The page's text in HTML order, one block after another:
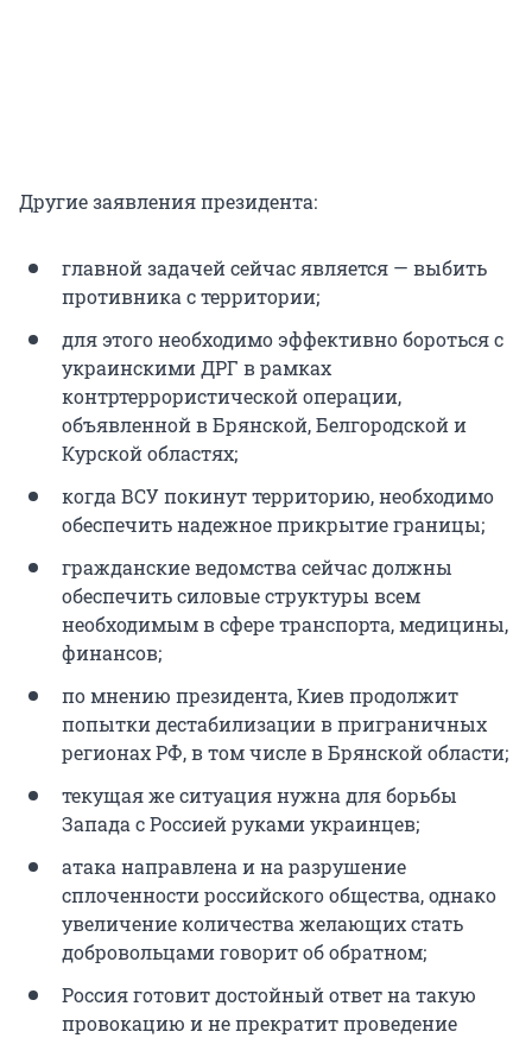
Другие заявления президента:
главной задачей сейчас является — выбить
противника с территории;
для этого необходимо эффективно бороться с
украинскими ДРГ в рамках
контртеррористической операции,
объявленной в Брянской, Белгородской и
Курской областях;
когда ВСУ покинут территорию, необходимо
обеспечить надежное прикрытие границы;
гражданские ведомства сейчас должны
обеспечить силовые структуры всем
необходимым в сфере транспорта, медицины,
финансов;
по мнению президента, Киев продолжит
попытки дестабилизации в приграничных
регионах РФ, в том числе в Брянской области;
текущая же ситуация нужна для борьбы
Запада с Россией руками украинцев;
атака направлена и на разрушение
сплоченности российского общества, однако
увеличение количества желающих стать
добровольцами говорит об обратном;
Россия готовит достойный ответ на такую
провокацию и не прекратит проведение